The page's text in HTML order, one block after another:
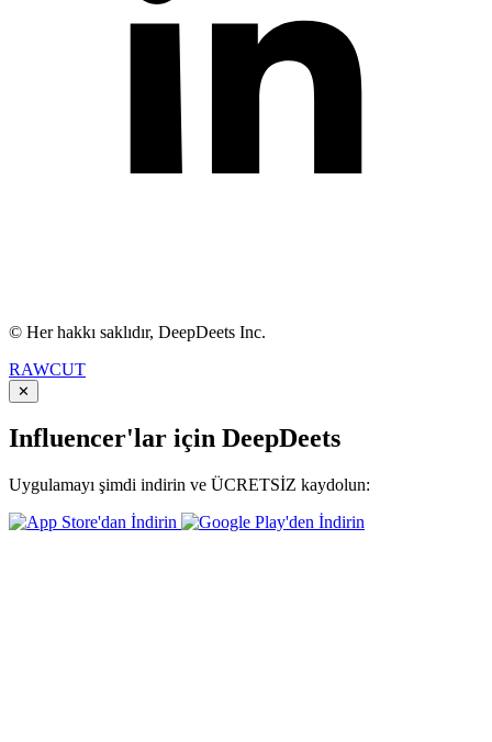
© Her hakkı saklıdır, DeepDeets Inc.
RAWCUT
✕
Influencer'lar için DeepDeets
Uygulamayı şimdi indirin ve ÜCRETSİZ kaydolun: